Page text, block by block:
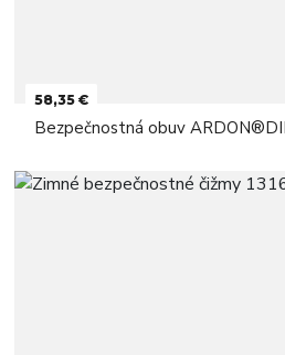
58,35 €
Bezpečnostná obuv